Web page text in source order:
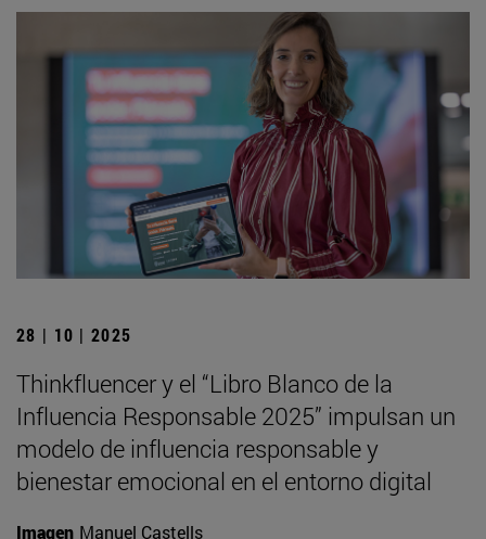
28 | 10 | 2025
Thinkfluencer y el “Libro Blanco de la
Influencia Responsable 2025” impulsan un
modelo de influencia responsable y
bienestar emocional en el entorno digital
Imagen Manuel Castells